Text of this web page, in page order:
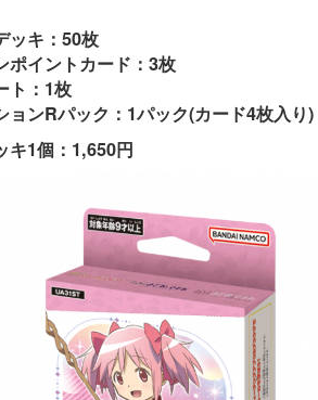
ッキ：50枚
ポイントカード：3枚
ト：1枚
ョンRパック：1パック(カード4枚入り)
キ1個：1,650円